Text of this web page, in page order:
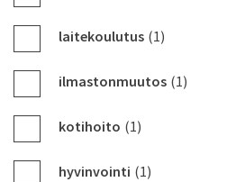
laitekoulutus (1)
ilmastonmuutos (1)
kotihoito (1)
hyvinvointi (1)